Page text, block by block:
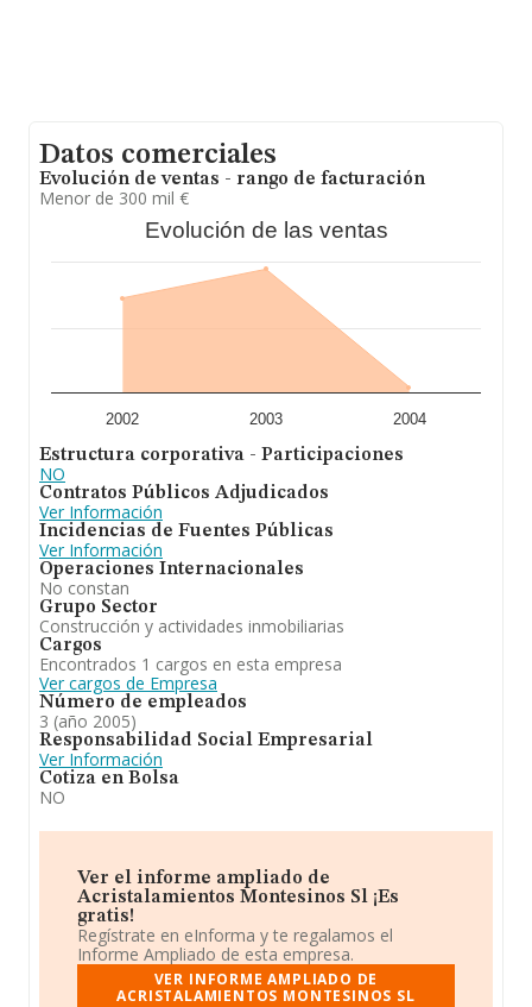
Datos comerciales
Evolución de ventas - rango de facturación
Menor de 300 mil €
Evolución de las ventas
2002 2003 2004
Estructura corporativa - Participaciones
NO
Contratos Públicos Adjudicados
Ver Información
Incidencias de Fuentes Públicas
Ver Información
Operaciones Internacionales
No constan
Grupo Sector
Construcción y actividades inmobiliarias
Cargos
Encontrados 1 cargos en esta empresa
Ver cargos de Empresa
Número de empleados
3 (año 2005)
Responsabilidad Social Empresarial
Ver Información
Cotiza en Bolsa
NO
Ver el informe ampliado de
Acristalamientos Montesinos Sl ¡Es
gratis!
Regístrate en eInforma y te regalamos el
Informe Ampliado de esta empresa.
VER INFORME AMPLIADO DE
ACRISTALAMIENTOS MONTESINOS SL